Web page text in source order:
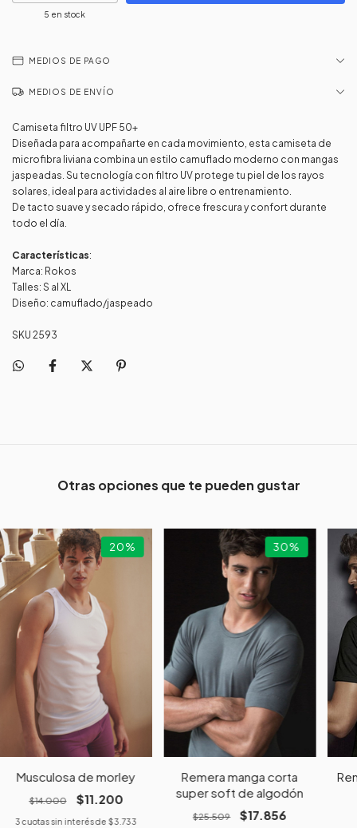
5 en stock
MEDIOS DE PAGO
MEDIOS DE ENVÍO
Camiseta filtro UV UPF 50+
Diseñada para acompañarte en cada movimiento, esta camiseta de
microfibra liviana combina un estilo camuflado moderno con mangas
jaspeadas. Su tecnología con filtro UV protege tu piel de los rayos
solares, ideal para actividades al aire libre o entrenamiento.
De tacto suave y secado rápido, ofrece frescura y confort durante
todo el día.
Características:
Marca: Rokos
Talles: S al XL
Diseño: camuflado/jaspeado
SKU 2593
Otras opciones que te pueden gustar
20%
Musculosa de morley
$14.000 $11.200
3 cuotas sin interés de $3.733
30%
Remera manga corta
super soft de algodón
$25.509 $17.856